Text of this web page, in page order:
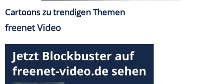
Cartoons zu trendigen Themen
freenet Video